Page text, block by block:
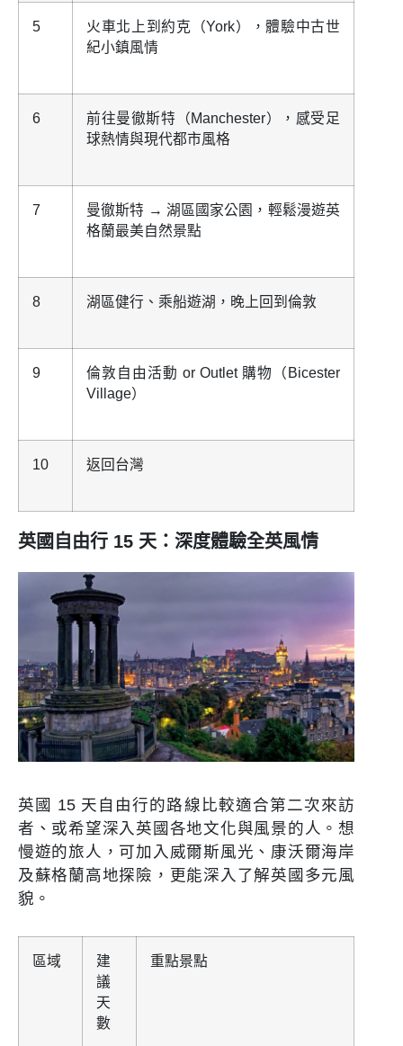
5
火車北上到約克（York），體驗中古世
紀小鎮風情
6
前往曼徹斯特（Manchester），感受足
球熱情與現代都市風格
7
曼徹斯特 → 湖區國家公園，輕鬆漫遊英
格蘭最美自然景點
8 湖區健行、乘船遊湖，晚上回到倫敦
9
倫敦自由活動 or Outlet 購物（Bicester
Village）
10 返回台灣
英國自由行 15 天：深度體驗全英風情
英國 15 天自由行的路線比較適合第二次來訪
者、或希望深入英國各地文化與風景的人。想
慢遊的旅人，可加入威爾斯風光、康沃爾海岸
及蘇格蘭高地探險，更能深入了解英國多元風
貌。
區域
建
議
天
數
重點景點